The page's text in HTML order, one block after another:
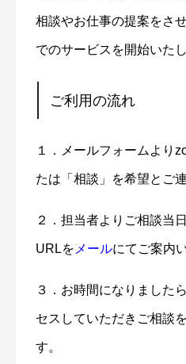
相談やお仕事の提案をさ
でのサービスを開始いたし
ご利用の流れ
１．メールフォームより
たは「相談」を希望とご
２．担当者よりご相談当
URLを メールにてご案内
３．お時間になりました
セスしていただきご相談
す。